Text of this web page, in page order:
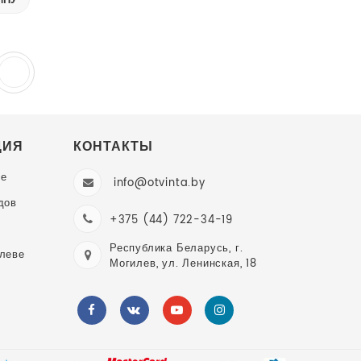
КОНТАКТЫ
info@otvinta.by
+375 (44) 722-34-19
Республика Беларусь, г.
Могилев, ул. Ленинская, 18